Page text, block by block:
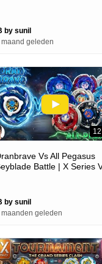
by sunil
maand geleden
Vs All Pegasus
Battle | X Series
by sunil
maanden geleden